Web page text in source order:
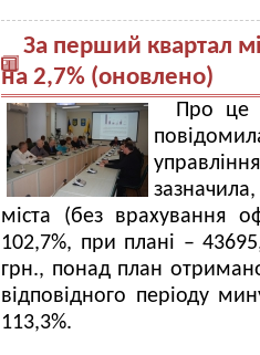
За перший квартал
на 2,7% (оновлено)
Про це
міста (без врахування
102,7%, при плані –
грн., понад план
відповідного періоду
113,3%.